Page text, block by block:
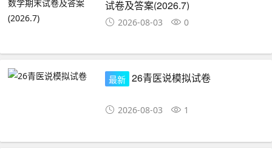
试卷及答案(2026.7)
2026-08-03 0
最新 26青医说模拟试卷
2026-08-03 1